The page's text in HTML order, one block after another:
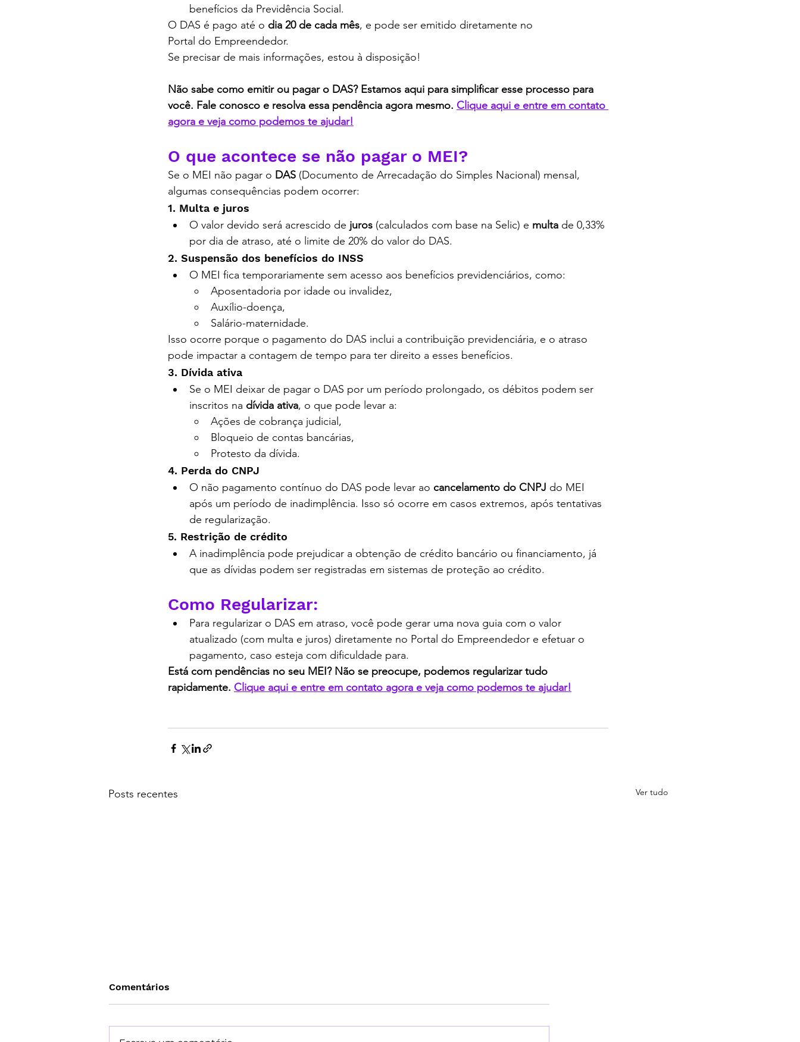
benefícios da Previdência Social.
O DAS é pago até o dia 20 de cada mês, e pode ser emitido diretamente no
Portal do Empreendedor.
Se precisar de mais informações, estou à disposição!
Não sabe como emitir ou pagar o DAS? Estamos aqui para simplificar esse processo para
você. Fale conosco e resolva essa pendência agora mesmo. Clique aqui e entre em contato
agora e veja como podemos te ajudar!
O que acontece se não pagar o MEI?
Se o MEI não pagar o DAS (Documento de Arrecadação do Simples Nacional) mensal,
algumas consequências podem ocorrer:
1. Multa e juros
O valor devido será acrescido de juros (calculados com base na Selic) e multa de 0,33%
por dia de atraso, até o limite de 20% do valor do DAS.
2. Suspensão dos benefícios do INSS
O MEI fica temporariamente sem acesso aos benefícios previdenciários, como:
Aposentadoria por idade ou invalidez,
Auxílio-doença,
Salário-maternidade.
Isso ocorre porque o pagamento do DAS inclui a contribuição previdenciária, e o atraso
pode impactar a contagem de tempo para ter direito a esses benefícios.
3. Dívida ativa
Se o MEI deixar de pagar o DAS por um período prolongado, os débitos podem ser
inscritos na dívida ativa, o que pode levar a:
Ações de cobrança judicial,
Bloqueio de contas bancárias,
Protesto da dívida.
4. Perda do CNPJ
O não pagamento contínuo do DAS pode levar ao cancelamento do CNPJ do MEI
após um período de inadimplência. Isso só ocorre em casos extremos, após tentativas
de regularização.
5. Restrição de crédito
A inadimplência pode prejudicar a obtenção de crédito bancário ou financiamento, já
que as dívidas podem ser registradas em sistemas de proteção ao crédito.
Como Regularizar:
Para regularizar o DAS em atraso, você pode gerar uma nova guia com o valor
atualizado (com multa e juros) diretamente no Portal do Empreendedor e efetuar o
pagamento, caso esteja com dificuldade para.
Está com pendências no seu MEI? Não se preocupe, podemos regularizar tudo
rapidamente. Clique aqui e entre em contato agora e veja como podemos te ajudar!
Posts recentes Ver tudo
Comentários